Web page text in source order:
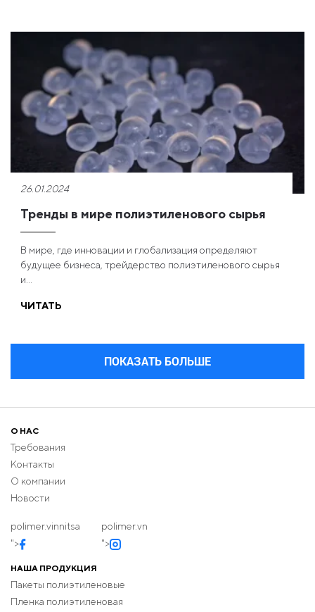
26.01.2024
Тренды в мире полиэтиленового сырья
В мире, где инновации и глобализация определяют
будущее бизнеса, трейдерство полиэтиленового сырья
и...
ЧИТАТЬ
ПОКАЗАТЬ БОЛЬШЕ
О НАС
Требования
Контакты
О компании
Новости
polimer.vinnitsa
">
polimer.vn
">
НАША ПРОДУКЦИЯ
Пакеты полиэтиленовые
Пленка полиэтиленовая